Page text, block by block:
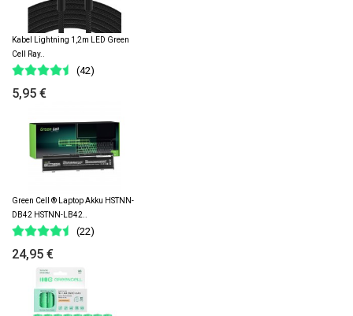
Kabel Lightning 1,2m LED Green
Cell Ray..
(42)
5,95 €
Green Cell ® Laptop Akku HSTNN-
DB42 HSTNN-LB42..
(22)
24,95 €